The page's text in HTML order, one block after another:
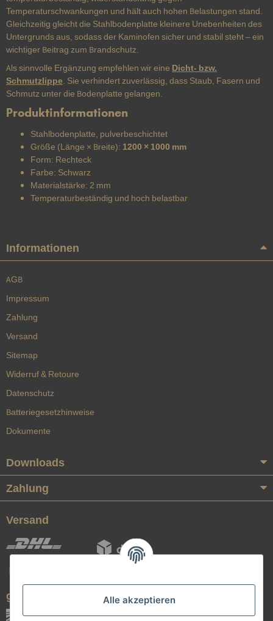
Alle akzeptieren
Temperaturschwankungen und hält auch hohen Belastungen stand.
Gleichzeitig gleicht die Stahlbodenplatte kleinere Unebenheiten des
Untergrunds aus, sodass der Kaminofen sicher und stabil steht – ein
wichtiger Beitrag zum Brandschutz.
Als sinnvolle Ergänzung empfehlen wir eine Dicht- bzw.
Schmutzlippe . Sie verhindert zuverlässig, dass Staub, Fasern und
Schmutz unter die Bodenplatte gelangen.
Produktinformationen
Stahlbodenplatte, pulverbeschichtet
Größe (Länge × Breite): 1200 × 1000 mm
Form: Rechteck
Farbe: Schwarz
Materialstärke: 2 mm
Temperaturbeständig und hoch belastbar
Informationen
AGB
Impressum
Zahlung
Versand
Sitemap
Widerruf & Retoure
Datenschutz
Batteriegesetzhinweise
Dokumente
Downloads
Zahlung
Versand
geprüfte Qualität